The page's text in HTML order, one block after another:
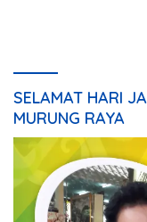
SELAMAT HARI
MURUNG RAYA